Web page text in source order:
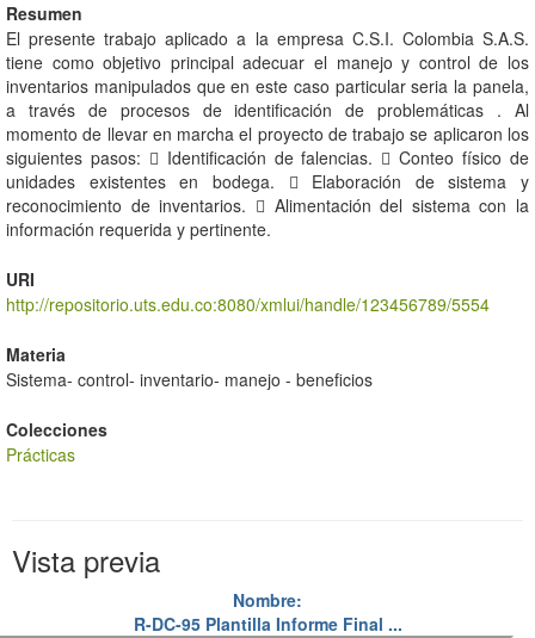
Resumen
El presente trabajo aplicado a la empresa C.S.I. Colombia S.A.S.
tiene como objetivo principal adecuar el manejo y control de los
inventarios manipulados que en este caso particular seria la panela,
a través de procesos de identificación de problemáticas . Al
momento de llevar en marcha el proyecto de trabajo se aplicaron los
siguientes pasos:  Identificación de falencias.  Conteo físico de
unidades existentes en bodega.  Elaboración de sistema y
reconocimiento de inventarios.  Alimentación del sistema con la
información requerida y pertinente.
URI
http://repositorio.uts.edu.co:8080/xmlui/handle/123456789/5554
Materia
Sistema- control- inventario- manejo - beneficios
Colecciones
Prácticas
Vista previa
Nombre:
R-DC-95 Plantilla Informe Final ...